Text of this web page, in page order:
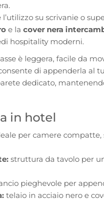
su scrivanie o
e lacover nera
hospitality moderni.
è leggera, facile da
di appenderla al
dedicato,
in hotel
per camere
struttura da tavolo per
pieghevole per
telaio in acciaio nero e